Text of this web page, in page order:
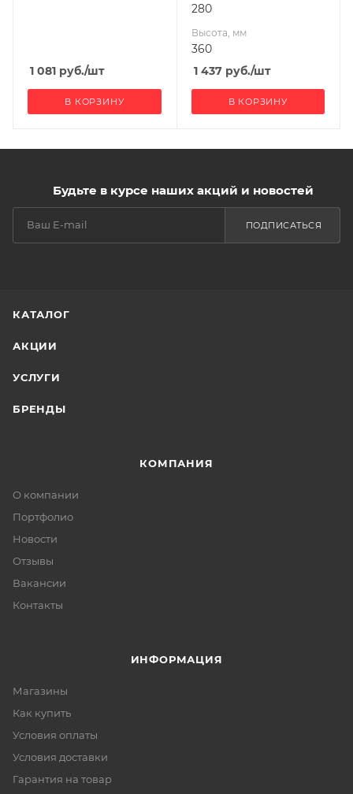
1 081 руб./шт
В КОРЗИНУ
280
Высота, мм
360
1 437руб./шт
В КОРЗИНУ
Будьте в курсе наших акций и новостей
ПОДПИСАТЬСЯ
КАТАЛОГ
АКЦИИ
УСЛУГИ
БРЕНДЫ
КОМПАНИЯ
О компании
Портфолио
Новости
Отзывы
Вакансии
Контакты
ИНФОРМАЦИЯ
Магазины
Как купить
Условия оплаты
Условия доставки
Гарантия на товар